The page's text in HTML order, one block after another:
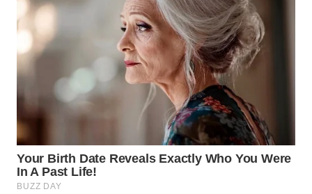
WN
KEPULAUAN
TANGERANG
WN
BINJAI